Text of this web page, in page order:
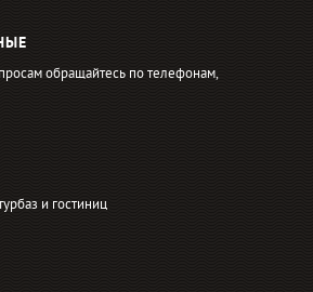
обращайтесь по телефонам,
и гостиниц